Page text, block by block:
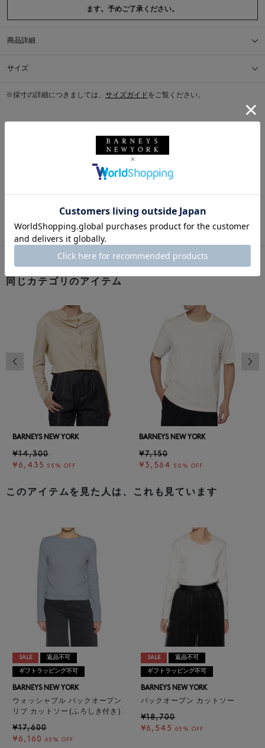
ます。予めご了承ください。
商品詳細
サイズ
※採寸の詳細につきましては、 サイズガイドをご覧ください。
このアイテムをシェアする
同じカテゴリのアイテム
BARNEYS NEW YORK
¥14,300
¥6,435
55% OFF
BARNEYS NEW YORK
¥7,150
¥3,564
50% OFF
前の画像
このアイテムを見た人は、これも見ています
SALE 返品不可
ギフトラッピング不可
BARNEYS NEW YORK
ウォッシャブル バックオープン
リブ カットソー(ふろしき付き)
¥17,600
¥6,160
65% OFF
SALE 返品不可
ギフトラッピング不可
BARNEYS NEW YORK
バックオープン カットソー
¥18,700
¥6,545
65% OFF